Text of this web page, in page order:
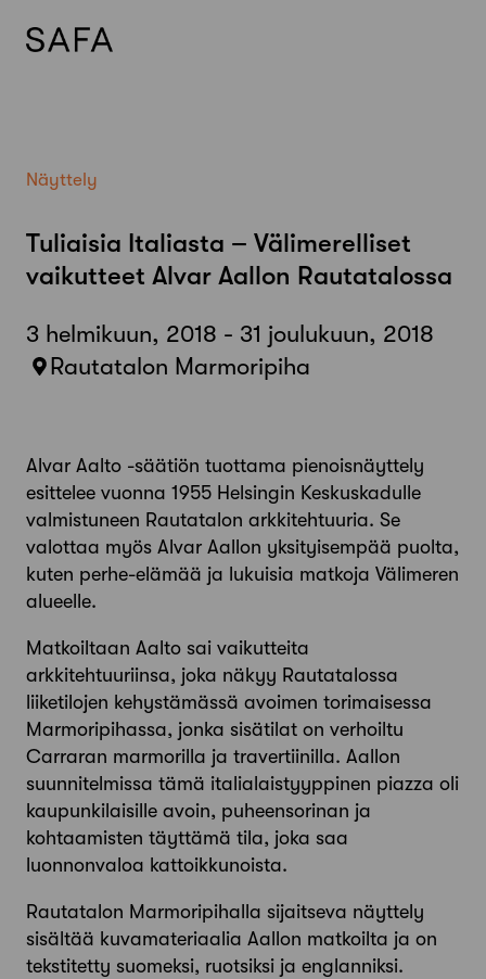
Näyttely
Tuliaisia Italiasta – Välimerelliset
vaikutteet Alvar Aallon Rautatalossa
3 helmikuun, 2018 - 31 joulukuun, 2018
Rautatalon Marmoripiha
Alvar Aalto -säätiön tuottama pienoisnäyttely
esittelee vuonna 1955 Helsingin Keskuskadulle
valmistuneen Rautatalon arkkitehtuuria. Se
valottaa myös Alvar Aallon yksityisempää puolta,
kuten perhe-elämää ja lukuisia matkoja Välimeren
alueelle.
Matkoiltaan Aalto sai vaikutteita
arkkitehtuuriinsa, joka näkyy Rautatalossa
liiketilojen kehystämässä avoimen torimaisessa
Marmoripihassa, jonka sisätilat on verhoiltu
Carraran marmorilla ja travertiinilla. Aallon
suunnitelmissa tämä italialaistyyppinen piazza oli
kaupunkilaisille avoin, puheensorinan ja
kohtaamisten täyttämä tila, joka saa
luonnonvaloa kattoikkunoista.
Rautatalon Marmoripihalla sijaitseva näyttely
sisältää kuvamateriaalia Aallon matkoilta ja on
tekstitetty suomeksi, ruotsiksi ja englanniksi.